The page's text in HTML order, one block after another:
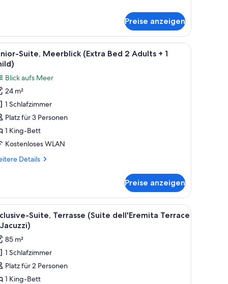
Preise anzeigen
auf die Stadt.
einem Nachttisch mit Lampe, einem kleinen Tisch mit Blumenvase und
Ein Schlafzimmer mit einem großen Bett,
5
Suite, Meerblick (Extra Bed 2 Adults + 1
Blick aufs Meer
24 m²
1 Schlafzimmer
Platz für 3 Personen
1 King-Bett
Kostenloses WLAN
Details
Preise anzeigen
einem Schreibtisch, einem Stuhl und einem Fenster mit Vorhängen.
Ein Schlafzimmer mit Bett, einer Bank,
6
Suite, Terrasse (Suite dell'Eremita Terrace
85 m²
1 Schlafzimmer
Platz für 2 Personen
1 King-Bett